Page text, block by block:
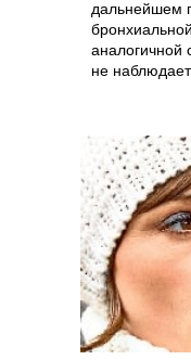
дальнейшем
аналогичной
не